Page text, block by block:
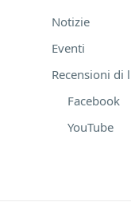
Notizie
Eventi
Recensioni di
Facebook
YouTube